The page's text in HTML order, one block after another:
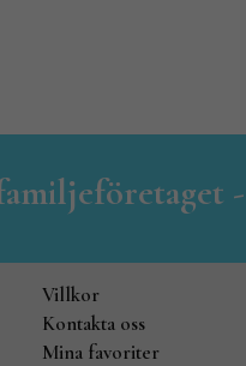
-
Villkor
Kontakta oss
Mina favoriter